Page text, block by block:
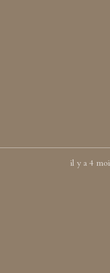
il y a 4